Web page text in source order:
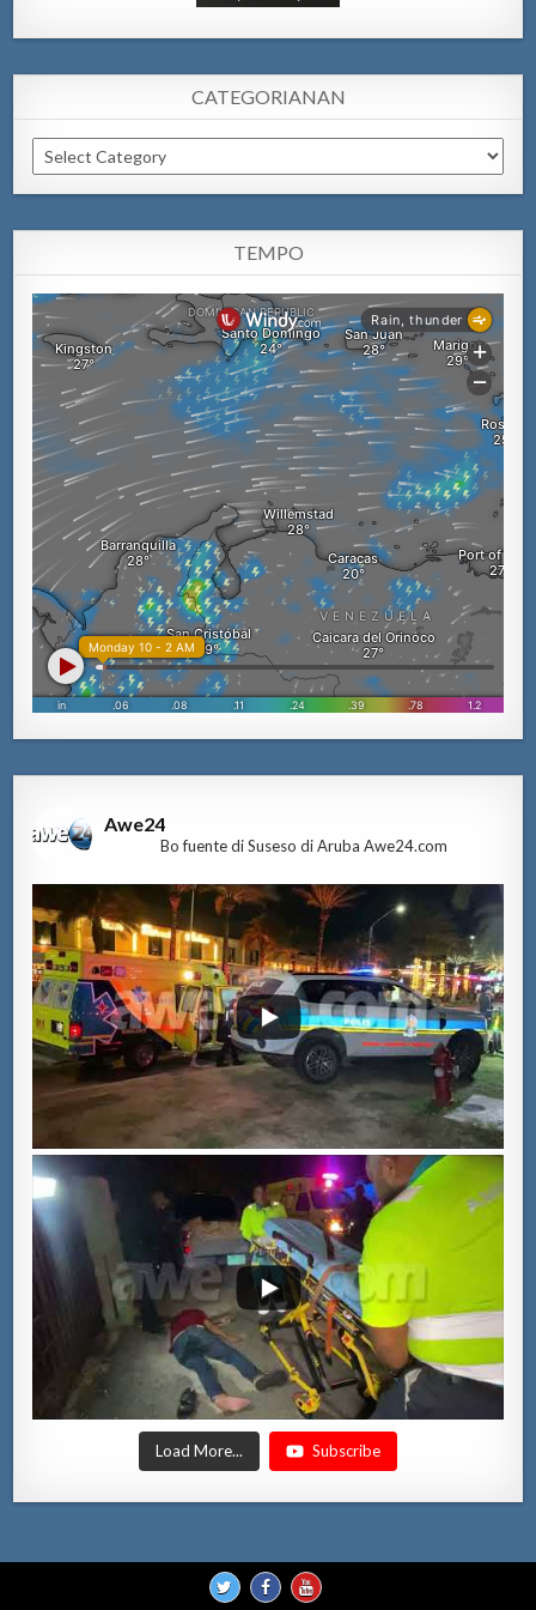
CATEGORIANAN
Categorianan
TEMPO
Awe24
Bo fuente di Suseso di Aruba Awe24.com
Load More... Subscribe